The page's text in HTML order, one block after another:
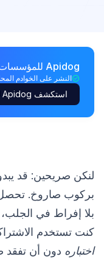
Apidog للمؤسسات
النشر على الخوادم
استكشف Apidog للمؤسسات
بركوب صاروخ. تحصل
بلا إفراط في
كنت تستخدم
اختباره دون أن تفقد